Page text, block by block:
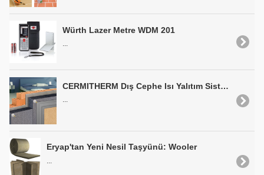
Würth Lazer Metre WDM 201
CERMITHERM Dış Cephe Isı Yalıtım Sistemleri
...
Eryap'tan Yeni Nesil Taşyünü: Wooler